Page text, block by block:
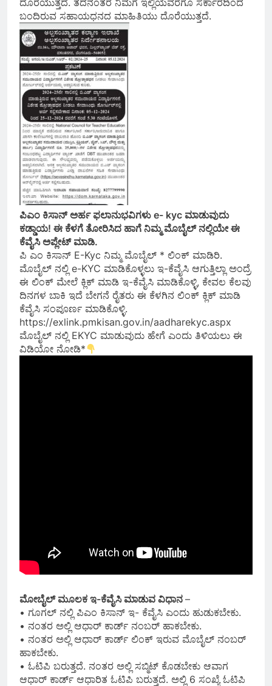
ದೊರೆಯುತ್ತದೆ. ತದನಂತರ ನಿಮಗೆ ಇಲ್ಲಿಯವರೆಗೂ ಸರ್ಕಾರದಿಂದ
ಬಂದಿರುವ ಸಹಾಯಧನದ ಮಾಹಿತಿಯು ದೊರೆಯುತ್ತದೆ.
ಪಿಎಂ ಕಿಸಾನ್ ಅರ್ಹ ಫಲಾನುಭವಿಗಳು e- kyc ಮಾಡುವುದು
ಕಡ್ಡಾಯ! ಈ ಕೆಳಗೆ ತೋರಿಸಿದ ಹಾಗೆ ನಿಮ್ಮ ಮೊಬೈಲ್ ನಲ್ಲಿಯೇ ಈ
ಕೆವೈಸಿ ಅಪ್ಲೇಟ್ ಮಾಡಿ.
ಪಿ ಎಂ ಕಿಸಾನ್ E-Kyc ನಿಮ್ಮ ಮೊಬೈಲ್ * ಲಿಂಕ್ ಮಾಡಿರಿ.
ಮೊಬೈಲ್ ನಲ್ಲಿ e-KYC ಮಾಡಿಕೊಳ್ಳಲು ಇ-ಕೆವೈಸಿ ಆಗುತ್ತಿಲ್ಲಾ ಅಂದ್ರೆ
ಈ ಲಿಂಕ್ ಮೇಲೆ ಕ್ಲಿಕ್ ಮಾಡಿ ಇ-ಕೆವೈಸಿ ಮಾಡಿಕೊಳ್ಳಿ, ಕೇವಲ ಕೆಲವು
ದಿನಗಳ ಬಾಕಿ ಇದೆ ಬೇಗನೆ ರೈತರು ಈ ಕೆಳಗಿನ ಲಿಂಕ್ ಕ್ಲಿಕ್ ಮಾಡಿ
ಕೆವೈಸಿ ಸಂಪೂರ್ಣ ಮಾಡಿಕೊಳ್ಳಿ.
https://exlink.pmkisan.gov.in/aadharekyc.aspx
ಮೊಬೈಲ್ ನಲ್ಲಿ EKYC ಮಾಡುವುದು ಹೇಗೆ ಎಂದು ತಿಳಿಯಲು ಈ
ವಿಡಿಯೋ ನೋಡಿ*
ಮೋಬೈಲ್ ಮೂಲಕ ಇ-ಕೆವೈಸಿ ಮಾಡುವ ವಿಧಾನ –
• ಗೂಗಲ್ ನಲ್ಲಿ ಪಿಎಂ ಕಿಸಾನ್ ಇ- ಕೆವೈಸಿ ಎಂದು ಹುಡುಕಬೇಕು.
• ನಂತರ ಅಲ್ಲಿ ಆಧಾರ್ ಕಾರ್ಡ್ ನಂಬರ್ ಹಾಕಬೇಕು.
• ನಂತರ ಅಲ್ಲಿ ಆಧಾರ್ ಕಾರ್ಡ್ ಲಿಂಕ್ ಇರುವ ಮೊಬೈಲ್ ನಂಬರ್
ಹಾಕಬೇಕು.
• ಓಟಿಪಿ ಬರುತ್ತದೆ. ನಂತರ ಅಲ್ಲಿ ಸಬ್ಮಿಟ್ ಕೊಡಬೇಕು ಆವಾಗ
ಆಧಾರ್ ಕಾರ್ಡ್ ಆಧಾರಿತ ಓಟಿಪಿ ಬರುತ್ತದೆ. ಅಲ್ಲಿ 6 ಸಂಖ್ಯೆ ಓಟಿಪಿ